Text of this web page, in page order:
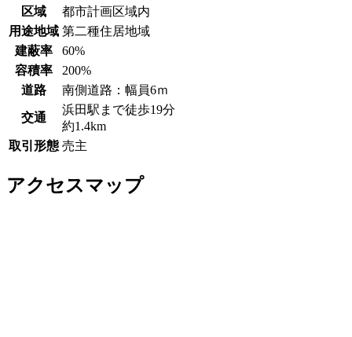
区域
都市計画区域内
用途地域 第二種住居地域
建蔽率
60%
容積率
200%
道路
南側道路：幅員6ｍ
交通
浜田駅まで徒歩19分
約1.4km
取引形態 売主
アクセスマップ